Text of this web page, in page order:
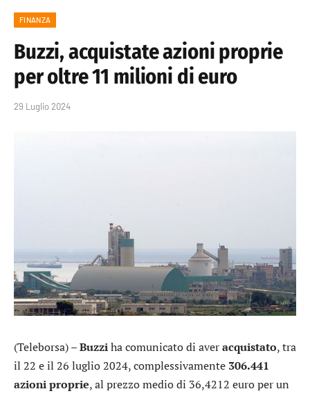
FINANZA
Buzzi, acquistate azioni proprie
per oltre 11 milioni di euro
29 Luglio 2024
(Teleborsa) –Buzziha comunicato di averacquistato, tra
il 22 e il 26 luglio 2024, complessivamente 306.441
azioni proprie, al prezzo medio di 36,4212 euro per un